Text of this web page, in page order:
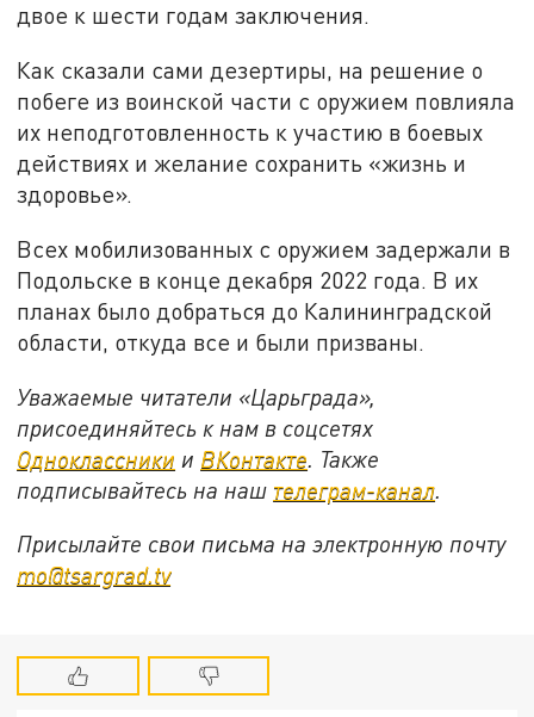
двое к шести годам заключения.
Как сказали сами дезертиры, на решение о
побеге из воинской части с оружием повлияла
их неподготовленность к участию в боевых
действиях и желание сохранить «жизнь и
здоровье».
Всех мобилизованных с оружием задержали в
Подольске в конце декабря 2022 года. В их
планах было добраться до Калининградской
области, откуда все и были призваны.
Уважаемые читатели «Царьграда»,
присоединяйтесь к нам в соцсетях
Одноклассники и ВКонтакте . Также
подписывайтесь на наш телеграм-канал
Присылайте свои письма на электронную почту
mo@tsargrad.tv